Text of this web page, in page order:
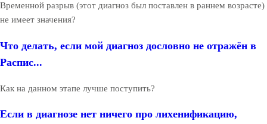
Временной разрыв (этот диагноз был поставлен в раннем возрасте)
не имеет значения?
Что делать, если мой диагноз дословно не отражён в
Распис...
Как на данном этапе лучше поступить?
Если в диагнозе нет ничего про лихенификацию,